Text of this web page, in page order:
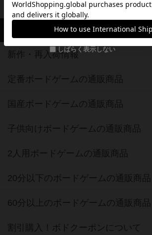
メールで会員登録
しばらく表示しない
ボドゲーマご利用案内
ボードゲーム通販
新作・再入荷情報
定番ボードゲームの通販商品
国産ボードゲームの通販商品
子供向けボードゲームの通販商品
2人用ボードゲームの通販商品
20分以下のボードゲームの通販商品
60分以上のボードゲームの通販商品
割引購入！ボドクーポンについて